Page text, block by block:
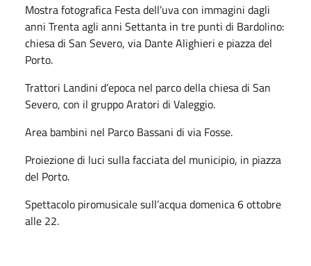
Mostra fotografica Festa dell’uva con immagini dagli
anni Trenta agli anni Settanta in tre punti di Bardolino:
chiesa di San Severo, via Dante Alighieri e piazza del
Porto.
Trattori Landini d’epoca nel parco della chiesa di San
Severo, con il gruppo Aratori di Valeggio.
Area bambini nel Parco Bassani di via Fosse.
Proiezione di luci sulla facciata del municipio, in piazza
del Porto.
Spettacolo piromusicale sull’acqua domenica 6 ottobre
alle 22.